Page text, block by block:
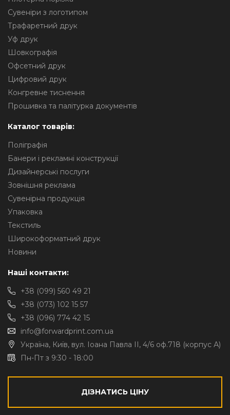
Сувеніри з логотипом
Трафаретний друк
Уф друк
Шовкографія
Офсетний друк
Цифровий друк
Конгревне тиснення
Прошивка та палітурка документів
Каталог товарів:
Поліграфія
Банери і рекламні конструкції
Дизайнерські послуги
Зовнішня реклама
Сувенірна продукція
Упаковка
Текстиль
Широкоформатний друк
Новини
Наші контакти:
+38 (099) 560 49 21
+38 (073) 102 15 57
+38 (096) 774 42 15
info@forwardprint.com.ua
Україна, Київ, вул. Іоана Павла II, 4/6 оф.718 (корпус А)
Пн-Пт з 9:30 - 18:00
ДІЗНАТИСЬ ЦІНУ